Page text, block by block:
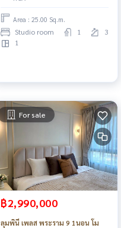
Area : 25.00 Sq.m.
Studio room 1
3
1
For sale
฿2,990,000
ลุมพินี เพลส พระราม 9 1นอน โม